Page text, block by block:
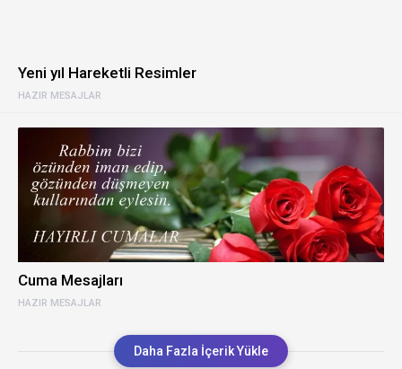
HAZIR MESAJLAR
Yeni yıl Hareketli Resimler
HAZIR MESAJLAR
Cuma Mesajları
Daha Fazla İçerik Yükle